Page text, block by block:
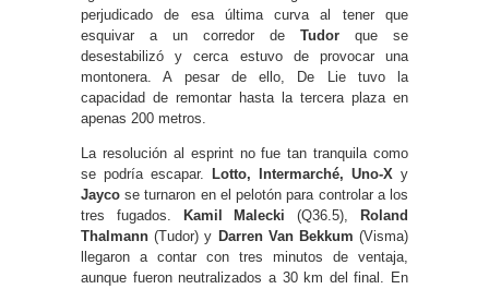
perjudicado de esa última curva al tener que
esquivar a un corredor de Tudor que se
desestabilizó y cerca estuvo de provocar una
montonera. A pesar de ello, De Lie tuvo la
capacidad de remontar hasta la tercera plaza en
apenas 200 metros.
La resolución al esprint no fue tan tranquila como
se podría escapar.
Lotto, Intermarché, Uno-X y
Jayco se turnaron en el pelotón para controlar a los
tres fugados.
Kamil Malecki (Q36.5),
Roland
Thalmann (Tudor) y Darren Van Bekkum (Visma)
llegaron a contar con tres minutos de ventaja,
aunque fueron neutralizados a 30 km del final. En